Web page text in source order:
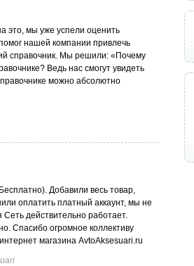
это, мы уже успели оценить
нашей компании привлечь
справочник. Мы решили: «Почему
Ведь нас смогут увидеть
можно абсолютно
Добавили весь товар,
оплатить платный аккаунт, мы не
действительно работает.
Спасибо огромное коллективу
магазина AvtoAksesuari.ru